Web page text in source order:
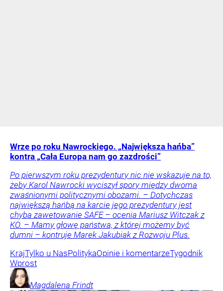
Wrze po roku Nawrockiego. „Największa hańba”
kontra „Cała Europa nam go zazdrości”
Po pierwszym roku prezydentury nic nie wskazuje na to,
żeby Karol Nawrocki wyciszył spory między dwoma
zwaśnionymi politycznymi obozami. – Dotychczas
największą hańbą na karcie jego prezydentury jest
chyba zawetowanie SAFE – ocenia Mariusz Witczak z
KO. – Mamy głowę państwa, z której możemy być
dumni – kontruje Marek Jakubiak z Rozwoju Plus.
KrajTylko u NasPolitykaOpinie i komentarzeTygodnik
Wprost
Magdalena Frindt